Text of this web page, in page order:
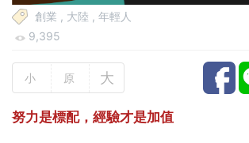
創業 , 大陸 , 年輕人
9,395
小 原 大
努力是標配，經驗才是加值